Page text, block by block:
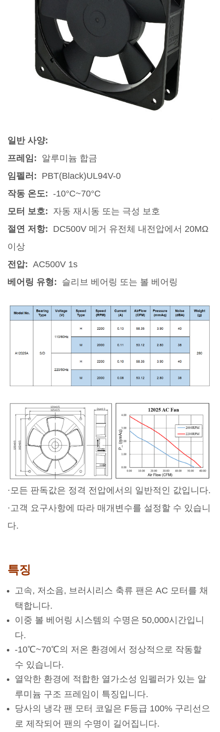
일반 사양:
프레임: 알루미늄 합금
임펠러: PBT(Black)UL94V-0
작동 온도: -10°C~70°C
모터 보호: 자동 재시동 또는 극성 보호
절연 저항: DC500V 메거 유전체 내전압에서 20MΩ
이상
전압: AC500V 1s
베어링 유형: 슬리브 베어링 또는 볼 베어링
·모든 판독값은 정격 전압에서의 일반적인 값입니다.
·고객 요구사항에 따라 매개변수를 설정할 수 있습니
다.
특징
고속, 저소음, 브러시리스 축류 팬은 AC 모터를 채
택합니다.
이중 볼 베어링 시스템의 수명은 50,000시간입니
다.
-10℃~70℃의 저온 환경에서 정상적으로 작동할
수 있습니다.
열악한 환경에 적합한 열가소성 임펠러가 있는 알
루미늄 구조 프레임이 특징입니다.
당사의 냉각 팬 모터 코일은 F등급 100% 구리선으
로 제작되어 팬의 수명이 길어집니다.